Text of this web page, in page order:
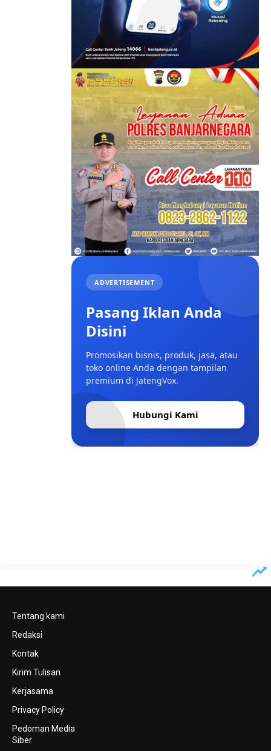
ADVERTISEMENT
Pasang Iklan Anda
Disini
Promosikan bisnis, produk, jasa, atau
toko online Anda dengan tampilan
premium di JatengVox.
Hubungi Kami
Tentang kami
Redaksi
Kontak
Kirim Tulisan
Kerjasama
Privacy Policy
Pedoman Media
Siber